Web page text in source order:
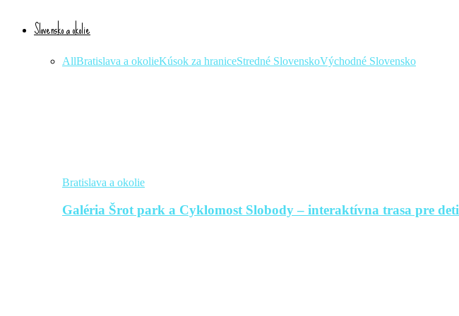
Slovensko a okolie
AllBratislava a okolieKúsok za hraniceStredné SlovenskoVýchodné Slovensko
Bratislava a okolie
Galéria Šrot park a Cyklomost Slobody – interaktívna trasa pre deti